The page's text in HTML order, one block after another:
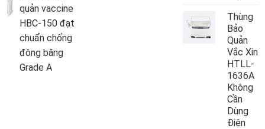
quản vaccine
HBC-150 đạt
chuẩn chống
đông băng
Grade A
Thùng
Bảo
Quản
Vắc Xin
HTLL-
1636A
Không
Cần
Dùng
Điện